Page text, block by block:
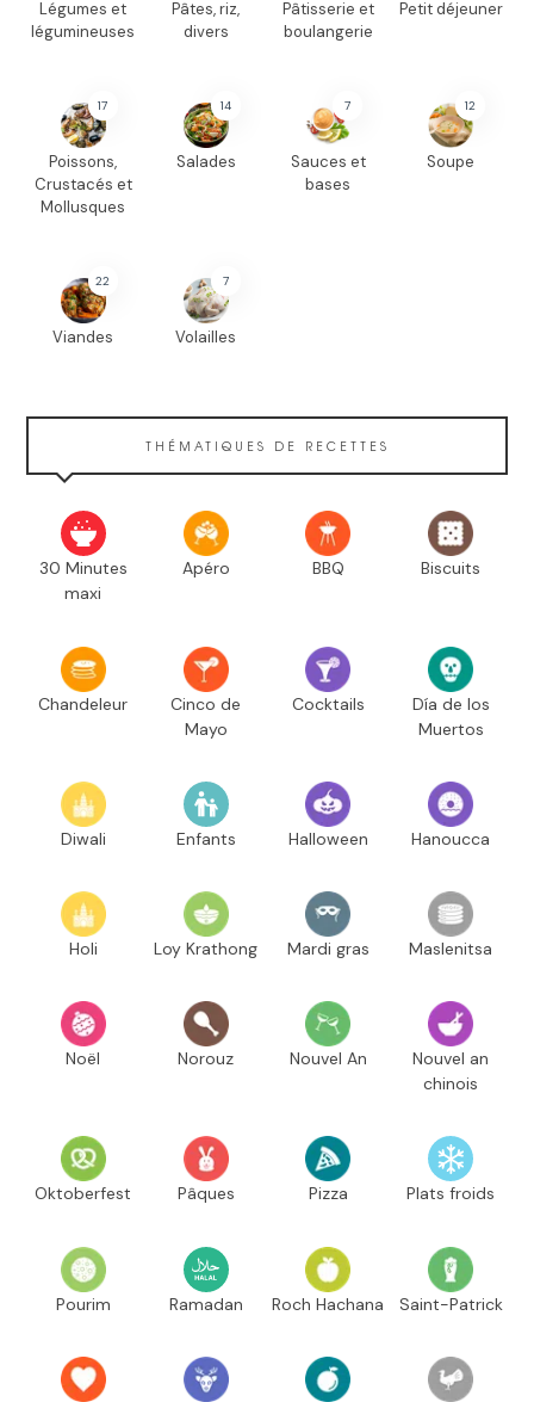
Légumes et
légumineuses
Pâtes, riz,
divers
Pâtisserie et
boulangerie
Petit déjeuner
17
Poissons,
Crustacés et
Mollusques
14
Salades
7
Sauces et
bases
12
Soupe
22
Viandes
7
Volailles
THÉMATIQUES DE RECETTES
30 Minutes
maxi
Apéro BBQ Biscuits
Chandeleur
Cinco de
Mayo
Cocktails
Día de los
Muertos
Diwali Enfants Halloween Hanoucca
Holi Loy Krathong Mardi gras Maslenitsa
Noël Norouz Nouvel An
Nouvel an
chinois
Oktoberfest Pâques Pizza Plats froids
Pourim Ramadan Roch Hachana Saint-Patrick